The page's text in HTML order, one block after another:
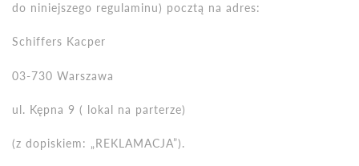
do niniejszego regulaminu) pocztą na adres:
Schiffers Kacper
03-730 Warszawa
ul. Kępna 9 ( lokal na parterze)
(z dopiskiem: „REKLAMACJA”).